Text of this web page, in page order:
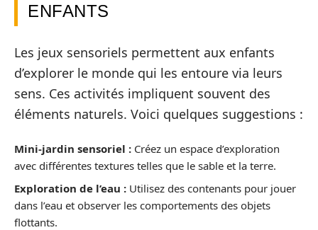
ENFANTS
Les jeux sensoriels permettent aux enfants
d’explorer le monde qui les entoure via leurs
sens. Ces activités impliquent souvent des
éléments naturels. Voici quelques suggestions :
Mini-jardin sensoriel : Créez un espace d’exploration
avec différentes textures telles que le sable et la terre.
Exploration de l’eau : Utilisez des contenants pour jouer
dans l’eau et observer les comportements des objets
flottants.